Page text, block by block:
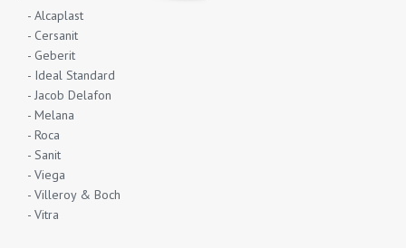
- Alcaplast
- Cersanit
- Geberit
- Ideal Standard
- Jacob Delafon
- Melana
- Roca
- Sanit
- Viega
- Villeroy & Boch
- Vitra